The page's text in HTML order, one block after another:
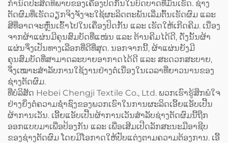
Coffee) ແລະ ມີລະບົບປັບ
ຂະໜາດໄດ້ (Adjustable)
ກຳນົດປະສິດທິພາບຂອງເຄື່ອງປິດກັ້ນໃນບົດບາດທີ່ມັນເຮັດ. ຊ່າງ
ຕັດຜົມທີ່ເຮັດວຽກຈິງຈັງຈະໃຊ້ຜະລິດຕະພັນເລີ່ມຕົ້ນເຮັດຜົມ ແລະ
ສີທີ່ອາດຈະຫຼົ່ນເຂົ້າໄປໃນເຄື່ອງປິດກັ້ນ ແລະ ເຮັດໃຫ້ເກີດຄີມ. ເນື່ອງ
ຈາກຜ້າແຜ່ນມີຄຸນສົມບັດທີ່ແໜ່ນ ແລະ ຕ້ານຄີມໄດ້ດີ, ດັ່ງນັ້ນຜ້າ
ແຜ່ນຈຶ່ງເປັນທາງເລືອກທີ່ດີທີ່ສຸດ. ນອກຈາກນີ້, ຜ້າແຜ່ນຍັງມີ
ຄຸນສົມບັດທີ່ສາມາດລະບາຍອາກາດໄດ້ດີ ແລະ ສະດວກສະບາຍ,
ຈຶ່ງເໝາະສຳລັບການໃຊ້ງານຢ່າງຕໍ່ເນື່ອງໃນເວລາທີ່ຍາວນານຂອງ
ຊ່າງຕັດຜົມ.
ທີ່ບໍລິສັດ Hebei Chengji Textile Co., Ltd. ພວກເຮົາຮູ້ສຶກພໍໃຈ
ຢ່າງຍິ່ງຕໍ່ຄວາມຊ່ຳຊົງຂອງພວກເຮົາໃນການຜະລິດເອີ້ຍແອັບເປີ້ນ
ຜ້າການເວັນ. ເອີ້ຍແອັບເປີ້ນຜ້າການເວັນສຳລັບຊ່າງຕັດຜົມນີ້ຖືກ
ອອກແບບມາເພື່ອປ້ອງກັນ ແລະ ເພື່ອເສີມເປີດລັກສະນະມືອາຊີບ
ຂອງຊ່າງຕັດຜົມ ໂດຍມີໂອກາດໃຫ້ປັບແຕ່ງຕາມຄວາມຕ້ອງການ. ເອີ້